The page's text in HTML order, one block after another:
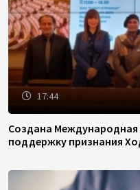
17:44
Создана Международная
поддержку признания